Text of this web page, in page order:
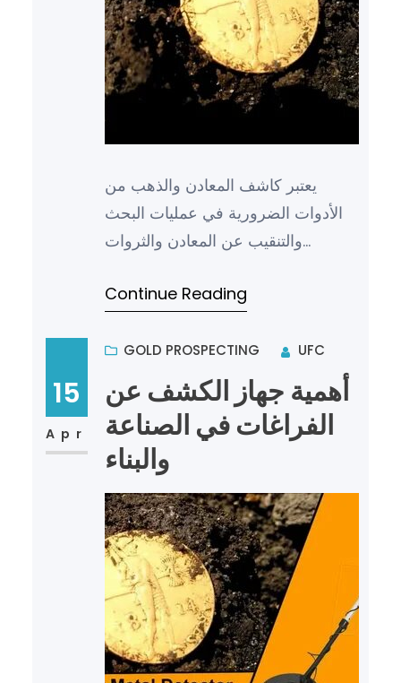
يعتبر كاشف المعادن والذهب من
الأدوات الضرورية في عمليات البحث
والتنقيب عن المعادن والثروات
المعادن والذهب يمثل خطوة أساسية
Continue Reading
15
Apr
GOLD PROSPECTING UFC
أهمية جهاز الكشف عن
الفراغات في الصناعة
والبناء